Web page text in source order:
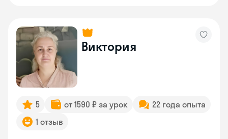
Виктория
5 от 1590 ₽ за урок
22 года опыта
1 отзыв